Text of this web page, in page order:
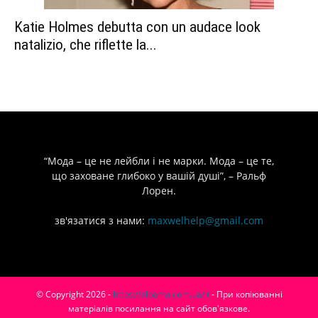
Katie Holmes debutta con un audace look
natalizio, che riflette la...
“Мода – це не лейбли і не марки. Мода – це те,
що заховане глибоко у вашій душі”, – Ральф
Лорен.
зв'язатися з нами: maxwelhelp@gmail.com
© Copyright 2026 - https://alpama.com.ua/it- При копіюванні
матеріалів посилання на сайт обов'язкове.